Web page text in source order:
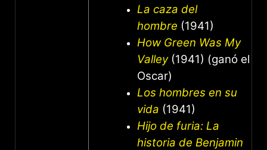
La caza del
hombre (1941)
How Green Was My
Valley(1941) (ganó el
Oscar)
Los hombres en su
vida (1941)
Hijo de furia: La
historia de Benjamin